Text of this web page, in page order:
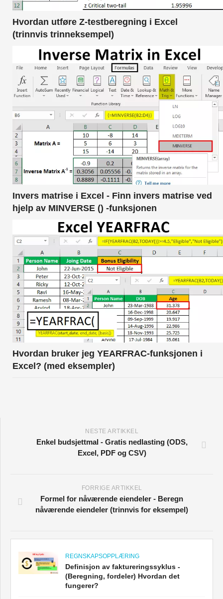
Hvordan utføre Z-testberegning i Excel
(trinnvis trinneksempel)
Invers matrise i Excel - Finn invers matrise ved
hjelp av MINVERSE () -funksjonen
Hvordan bruker jeg YEARFRAC-funksjonen i
Excel? (med eksempler)
NESTE ARTIKKEL
Enkel budsjettmal - Gratis nedlasting (ODS,
Excel, PDF og CSV)
FORRIGE ARTIKKEL
Formel for nåværende eiendeler - Beregn
nåværende eiendeler (trinnvis for eksempel)
REGNSKAPSOPPLÆRING
Definisjon av faktureringssyklus -
(Beregning, fordeler) Hvordan det
fungerer?